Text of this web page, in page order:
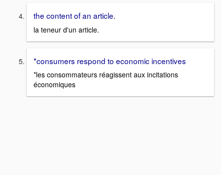
the content of an article.
la teneur d'un article.
*consumers respond to economic incentives
*les consommateurs réagissent aux incitations
économiques